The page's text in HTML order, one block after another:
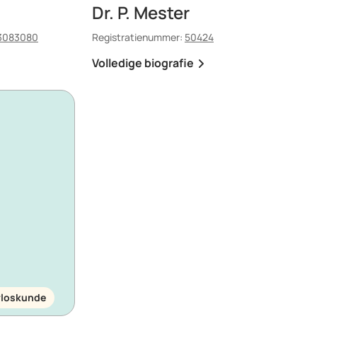
Dr. P. Mester
Registratienummer: 50424
Volledige biografie